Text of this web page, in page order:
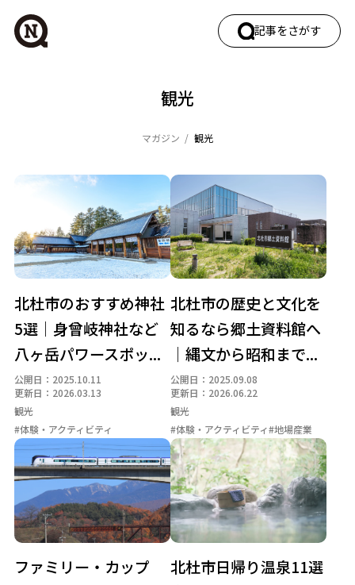
記事をさがす
観光
マガジン 観光
北杜市のおすすめ神社
5選｜身曾岐神社など
八ヶ岳パワースポッ...
公開日：2025.10.11
更新日：2026.03.13
観光
#体験・アクティビティ
北杜市の歴史と文化を
知るなら郷土資料館へ
｜縄文から昭和まで...
公開日：2025.09.08
更新日：2026.06.22
観光
#体験・アクティビティ#地場産業
ファミリー・カップ
北杜市日帰り温泉11選
エリアガイド 働く 暮らし・移住
自然・四季
観光
タグでさがす
イベント カフェ キャンプ
グルメ
テレワーク環境・副業
トレッキング・ハイキング
体験・アクティビティ
四季の名所
地場産業
大泉エリア 子育て・教育
季節の暮らし
小淵沢エリア
山・森 川・湖・滝
明野エリア
暮らしインフラ
武川エリア 温泉
白州エリア
眺望・星空
移住支援制度
空き家活用事例